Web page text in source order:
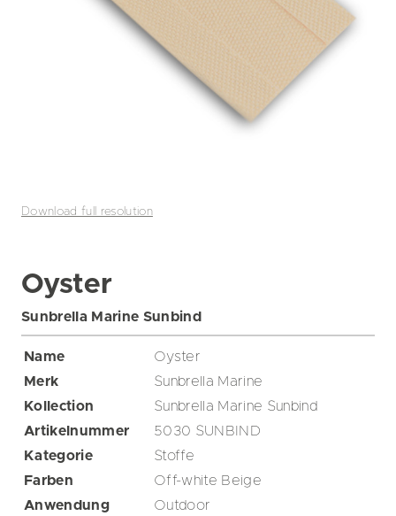
Download full resolution
Oyster
Sunbrella Marine Sunbind
Name
Oyster
Merk
Sunbrella Marine
Kollection
Sunbrella Marine Sunbind
Artikelnummer
5030 SUNBIND
Kategorie
Stoffe
Farben
Off-white Beige
Anwendung
Outdoor